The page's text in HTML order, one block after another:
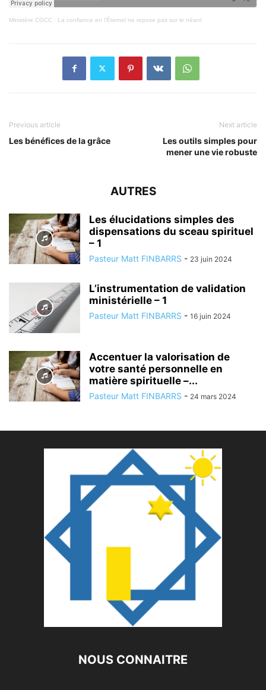
Ministère CGCC · La confiance en l’Éternel ne repose pas sur le néant
Previous article
Les bénéfices de la grâce
Next article
Les outils simples pour
mener une vie robuste
AUTRES
Les élucidations simples des
dispensations du sceau spirituel
– 1
Pasteur Matt FINBARRS - 23 juin 2024
L’instrumentation de validation
ministérielle – 1
Pasteur Matt FINBARRS - 16 juin 2024
Accentuer la valorisation de
votre santé personnelle en
matière spirituelle –...
Pasteur Matt FINBARRS - 24 mars 2024
NOUS CONNAITRE